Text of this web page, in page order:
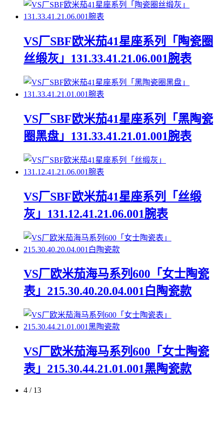
VS厂SBF欧米茄41星座系列「陶瓷圈
丝缎灰」131.33.41.21.06.001腕表
VS厂SBF欧米茄41星座系列「黑陶瓷
圈黑盘」131.33.41.21.01.001腕表
VS厂SBF欧米茄41星座系列「丝缎
灰」131.12.41.21.06.001腕表
VS厂欧米茄海马系列600「女士陶瓷
表」215.30.40.20.04.001白陶瓷款
VS厂欧米茄海马系列600「女士陶瓷
表」215.30.44.21.01.001黑陶瓷款
4 / 13